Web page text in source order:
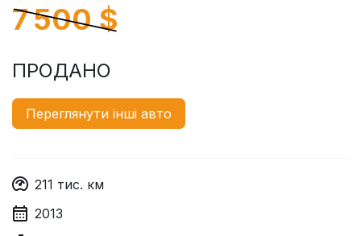
7 500$
ПРОДАНО
Переглянути інші авто
211 тис. км
2013